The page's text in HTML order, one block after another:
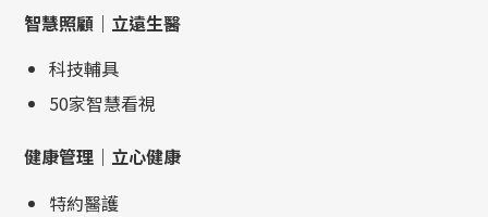
智慧照顧｜立遠生醫
科技輔具
50家智慧看視
健康管理｜立心健康
特約醫護